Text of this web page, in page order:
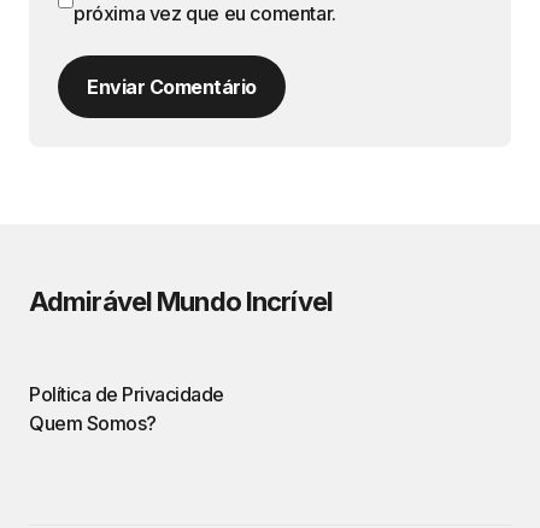
próxima vez que eu comentar.
Enviar Comentário
Admirável Mundo Incrível
Política de Privacidade
Quem Somos?